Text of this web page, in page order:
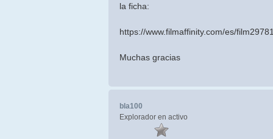
la ficha:
https://www.filmaffinity.com/es/
Muchas gracias
bla100
Explorador en activo